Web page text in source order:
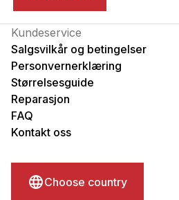
Kundeservice
Salgsvilkår og betingelser
Personvernerklæring
Størrelsesguide
Reparasjon
FAQ
Kontakt oss
Choose country